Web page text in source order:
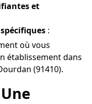
et
:
où vous
établissement dans
(91410).